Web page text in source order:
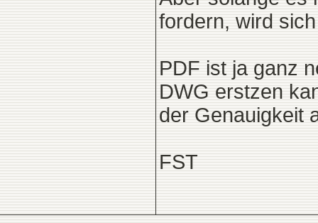
fordern, wird
PDF ist ja ganz
DWG erstzen
der Genauigkeit
FST